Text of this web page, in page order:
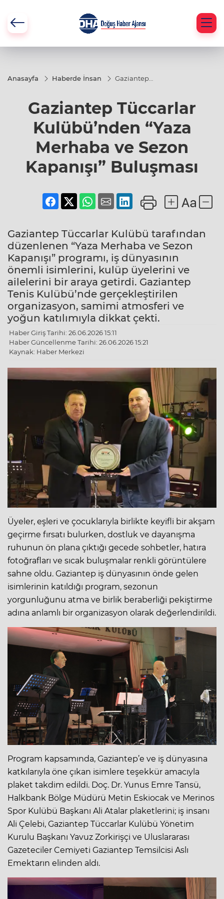
Anasayfa Haberde İnsan
Gaziantep
“Yaza
Merhaba ve
Kapanışı”
Buluşması
Gaziantep Tüccarlar
Kulübü’nden “Yaza
Merhaba ve Sezon
Kapanışı” Buluşması
Gaziantep Tüccarlar Kulübü tarafından
düzenlenen “Yaza Merhaba ve Sezon
Kapanışı” programı, iş dünyasının
önemli isimlerini, kulüp üyelerini ve
ailelerini bir araya getirdi. Gaziantep
Tenis Kulübü’nde gerçekleştirilen
organizasyon, samimi atmosferi ve
yoğun katılımıyla dikkat çekti.
Haber Giriş Tarihi: 26.06.2026 15:11
Haber Güncellenme Tarihi: 26.06.2026 15:21
Kaynak: Haber Merkezi
Üyeler, eşleri ve çocuklarıyla birlikte keyifli bir akşam
geçirme fırsatı bulurken, dostluk ve dayanışma
ruhunun ön plana çıktığı gecede sohbetler, hatıra
fotoğrafları ve sıcak buluşmalar renkli görüntülere
sahne oldu. Gaziantep iş dünyasının önde gelen
isimlerinin katıldığı program, sezonun
yorgunluğunu atma ve birlik beraberliği pekiştirme
adına anlamlı bir organizasyon olarak değerlendirildi.
Program kapsamında, Gaziantep’e ve iş dünyasına
katkılarıyla öne çıkan isimlere teşekkür amacıyla
plaket takdim edildi. Doç. Dr. Yunus Emre Tansü,
Halkbank Bölge Müdürü Metin Eskiocak ve Merinos
Spor Kulübü Başkanı Ali Atalar plaketlerini; iş insanı
Ali Çelebi, Gaziantep Tüccarlar Kulübü Yönetim
Kurulu Başkanı Yavuz Zorkirişçi ve Uluslararası
Gazeteciler Cemiyeti Gaziantep Temsilcisi Aslı
Emektarın elinden aldı.